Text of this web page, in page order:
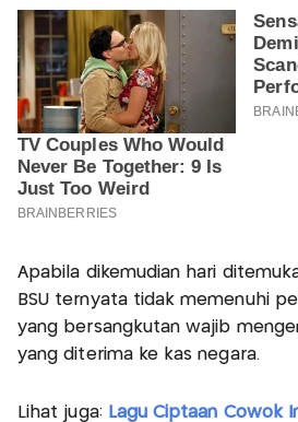
Apabila dikemudian hari
BSU ternyata tidak memenuhi
yang bersangkutan wajib
yang diterima ke kas negara.
Lihat juga: Lagu Ciptaan Cowok